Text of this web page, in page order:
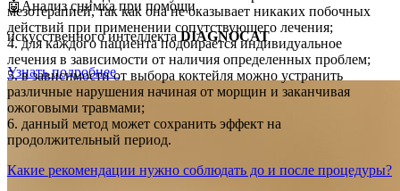
🤖Анализ снимка при помощи
искусственного интеллектаDIAGNOCAT
Узнать подробнее
мезотерапией, так как она не оказывает никаких побочных
действий при применении сопутствующего лечения;
4. для каждого пациента подбирается индивидуальное
лечения в зависимости от наличия определенных проблем;
5. в зависимости от выбора коктейля можно устранить
различные нарушения начиная от морщин и заканчивая
ожоговыми травмами;
6. данный метод может сохранить эффект на
продолжительный период.
Какие рекомендации нужно соблюдать до и после процедуры?